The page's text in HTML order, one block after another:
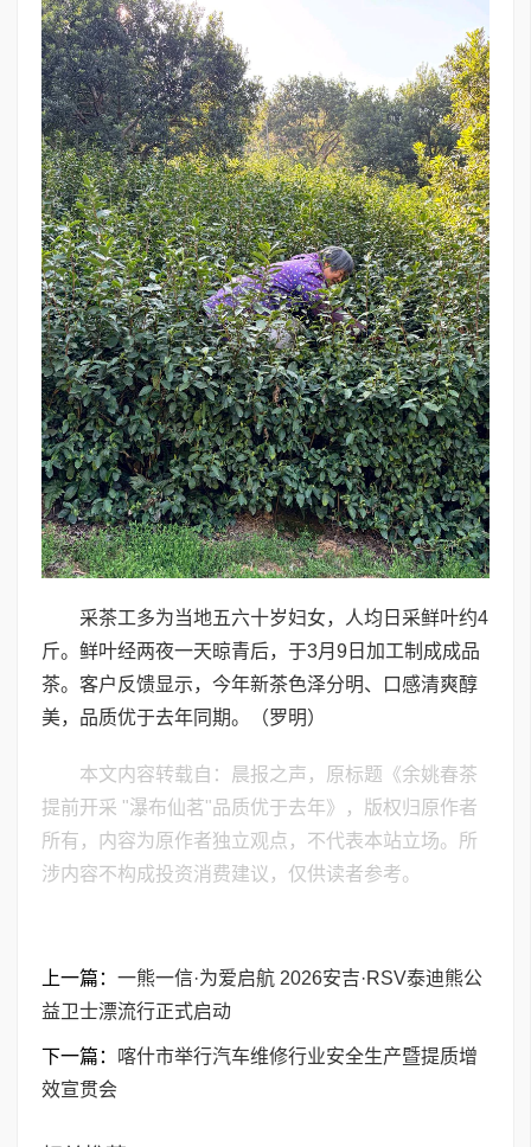
采茶工多为当地五六十岁妇女，人均日采鲜叶约4
斤。鲜叶经两夜一天晾青后，于3月9日加工制成成品
茶。客户反馈显示，今年新茶色泽分明、口感清爽醇
美，品质优于去年同期。（罗明）
本文内容转载自：晨报之声，原标题《余姚春茶
提前开采 "瀑布仙茗"品质优于去年》，版权归原作者
所有，内容为原作者独立观点，不代表本站立场。所
涉内容不构成投资消费建议，仅供读者参考。
上一篇： 一熊一信·为爱启航 2026安吉·RSV泰迪熊公
益卫士漂流行正式启动
下一篇：
喀什市举行汽车维修行业安全生产暨提质增
效宣贯会